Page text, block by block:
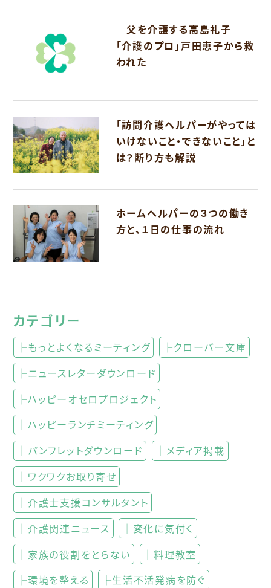
父を介護する高島礼子
「介護のプロ」戸田恵子から救
われた
「訪問介護ヘルパーがやっては
いけないこと・できないこと」と
は？断り方も解説
ホームヘルパーの３つの働き
方と、１日の仕事の流れ
カテゴリー
├もっとよくなるミーティング
├クローバー文庫
├ニュースレターダウンロード
├ハッピーオセロプロジェクト
├ハッピーランチミーティング
├パンフレットダウンロード
├メディア掲載
├ワクワクお取り寄せ
├介護士支援コンサルタント
├介護関連ニュース
├変化に気付く
├家族の役割をとらない
├料理教室
├環境を整える
├生活不活発病を防ぐ